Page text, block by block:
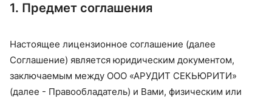
1. Предмет соглашения
Настоящее лицензионное соглашение (далее
Соглашение) является юридическим документом,
заключаемым между ООО «АРУДИТ СЕКЬЮРИТИ»
(далее - Правообладатель) и Вами, физическим или